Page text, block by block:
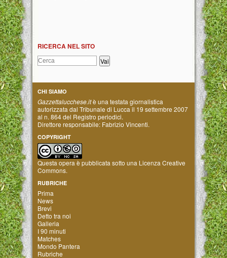
RICERCA NEL SITO
CHI SIAMO
Gazzettalucchese.itè una testata giornalistica
autorizzata dal Tribunale di Lucca il 19 settembre 2007
al n. 864 del Registro periodici.
Direttore responsabile: Fabrizio Vincenti.
COPYRIGHT
Questa opera è pubblicata sotto una Licenza Creative
Commons.
RUBRICHE
Prima
News
Brevi
Detto tra noi
Galleria
I 90 minuti
Matches
Mondo Pantera
Rubriche